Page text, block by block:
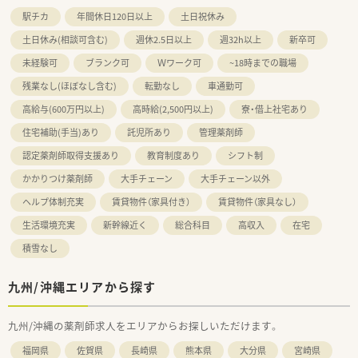
駅チカ 年間休日120日以上
土日祝休み
土日休み(相談可含む)
週休2.5日以上 週32h以上
新卒可
未経験可
ブランク可 Ｗワーク可
~18時までの職場
残業なし(ほぼなし含む)
転勤なし
車通勤可
高給与(600万円以上)
高時給(2,500円以上)
寮・借上社宅あり
住宅補助(手当)あり
託児所あり
管理薬剤師
認定薬剤師取得支援あり
教育制度あり
シフト制
かかりつけ薬剤師
大手チェーン
大手チェーン以外
ヘルプ体制充実
賃貸物件（家具付き）
賃貸物件（家具なし）
生活環境充実
新幹線近く 総合科目 高収入
在宅
積雪なし
九州/沖縄エリアから探す
九州/沖縄の薬剤師求人をエリアからお探しいただけます。
福岡県 佐賀県 長崎県 熊本県 大分県
宮崎県